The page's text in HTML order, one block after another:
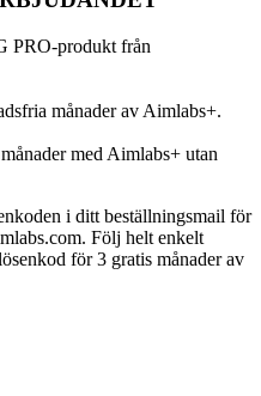
PRO-produkt från
månader av Aimlabs+.
med Aimlabs+ utan
i ditt beställningsmail för
Följ helt enkelt
för 3 gratis månader av